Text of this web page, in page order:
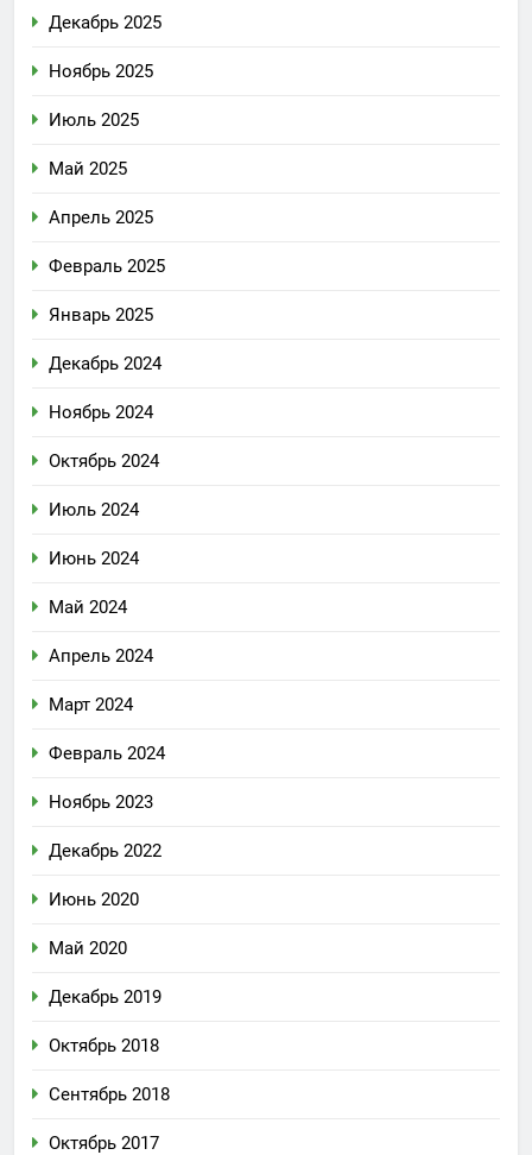
Декабрь 2025
Ноябрь 2025
Июль 2025
Май 2025
Апрель 2025
Февраль 2025
Январь 2025
Декабрь 2024
Ноябрь 2024
Октябрь 2024
Июль 2024
Июнь 2024
Май 2024
Апрель 2024
Март 2024
Февраль 2024
Ноябрь 2023
Декабрь 2022
Июнь 2020
Май 2020
Декабрь 2019
Октябрь 2018
Сентябрь 2018
Октябрь 2017